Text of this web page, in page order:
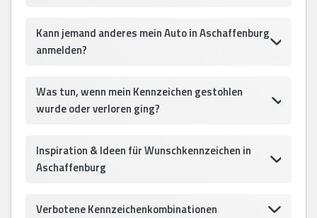
Kann jemand anderes mein Auto in Aschaffenburg
anmelden?
Was tun, wenn mein Kennzeichen gestohlen
wurde oder verloren ging?
Inspiration & Ideen für Wunschkennzeichen in
Aschaffenburg
Verbotene Kennzeichenkombinationen